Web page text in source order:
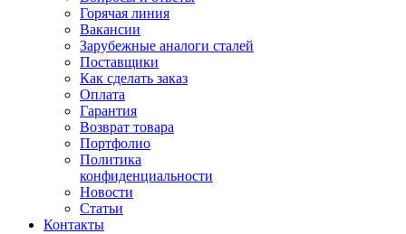
Горячая линия
Вакансии
Зарубежные аналоги сталей
Поставщики
Как сделать заказ
Оплата
Гарантия
Возврат товара
Портфолио
Политика
конфиденциальности
Новости
Статьи
Контакты